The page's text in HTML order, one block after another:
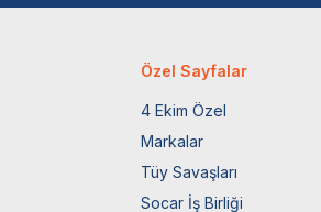
Özel Sayfalar
4 Ekim Özel
Markalar
Tüy Savaşları
Socar İş Birliği